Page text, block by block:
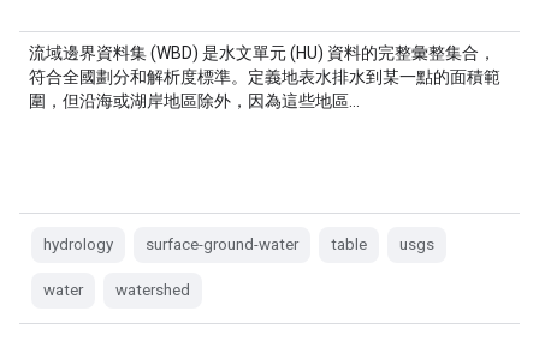
流域邊界資料集 (WBD) 是水文單元 (HU) 資料的完整彙整集合，
符合全國劃分和解析度標準。定義地表水排水到某一點的面積範
圍，但沿海或湖岸地區除外，因為這些地區…
hydrology surface-ground-water table usgs
water watershed